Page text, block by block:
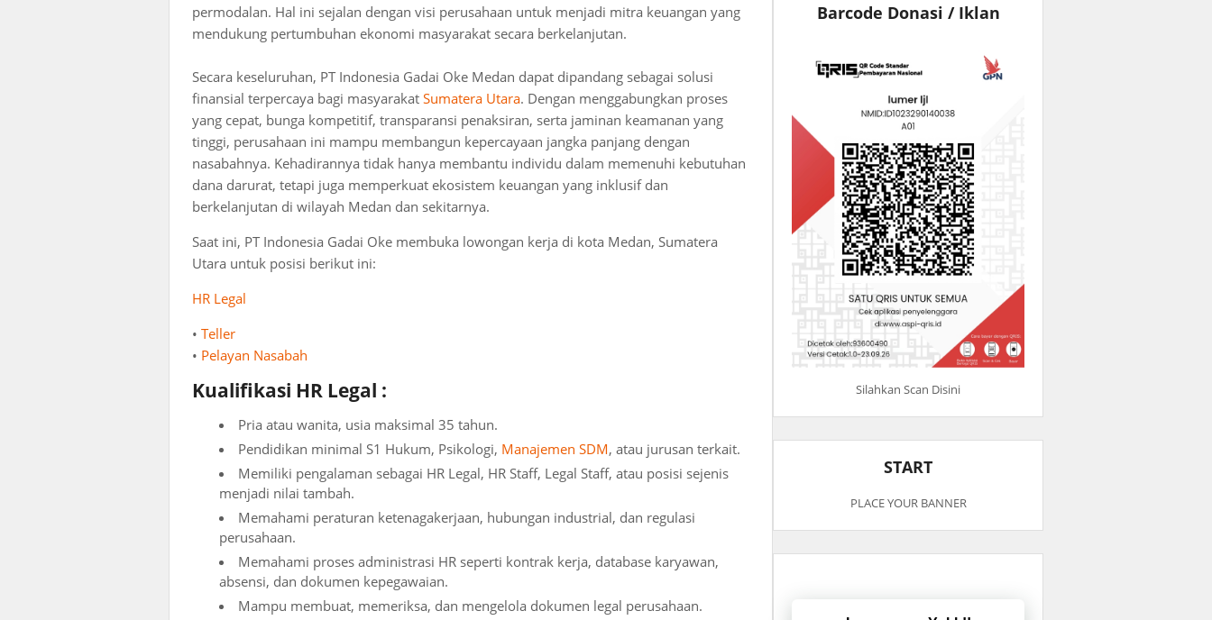
permodalan. Hal ini sejalan dengan visi perusahaan untuk menjadi mitra keuangan yang
mendukung pertumbuhan ekonomi masyarakat secara berkelanjutan.
Secara keseluruhan, PT Indonesia Gadai Oke Medan dapat dipandang sebagai solusi
finansial terpercaya bagi masyarakat Sumatera Utara. Dengan menggabungkan proses
yang cepat, bunga kompetitif, transparansi penaksiran, serta jaminan keamanan yang
tinggi, perusahaan ini mampu membangun kepercayaan jangka panjang dengan
nasabahnya. Kehadirannya tidak hanya membantu individu dalam memenuhi kebutuhan
dana darurat, tetapi juga memperkuat ekosistem keuangan yang inklusif dan
berkelanjutan di wilayah Medan dan sekitarnya.
Saat ini, PT Indonesia Gadai Oke membuka lowongan kerja di kota Medan, Sumatera
Utara untuk posisi berikut ini:
HR Legal
• Teller
• Pelayan Nasabah
Kualifikasi HR Legal :
Pria atau wanita, usia maksimal 35 tahun.
Pendidikan minimal S1 Hukum, Psikologi, Manajemen SDM, atau jurusan terkait.
Memiliki pengalaman sebagai HR Legal, HR Staff, Legal Staff, atau posisi sejenis
menjadi nilai tambah.
Memahami peraturan ketenagakerjaan, hubungan industrial, dan regulasi
perusahaan.
Memahami proses administrasi HR seperti kontrak kerja, database karyawan,
absensi, dan dokumen kepegawaian.
Mampu membuat, memeriksa, dan mengelola dokumen legal perusahaan.
Barcode Donasi / Iklan
Silahkan Scan Disini
START
PLACE YOUR BANNER